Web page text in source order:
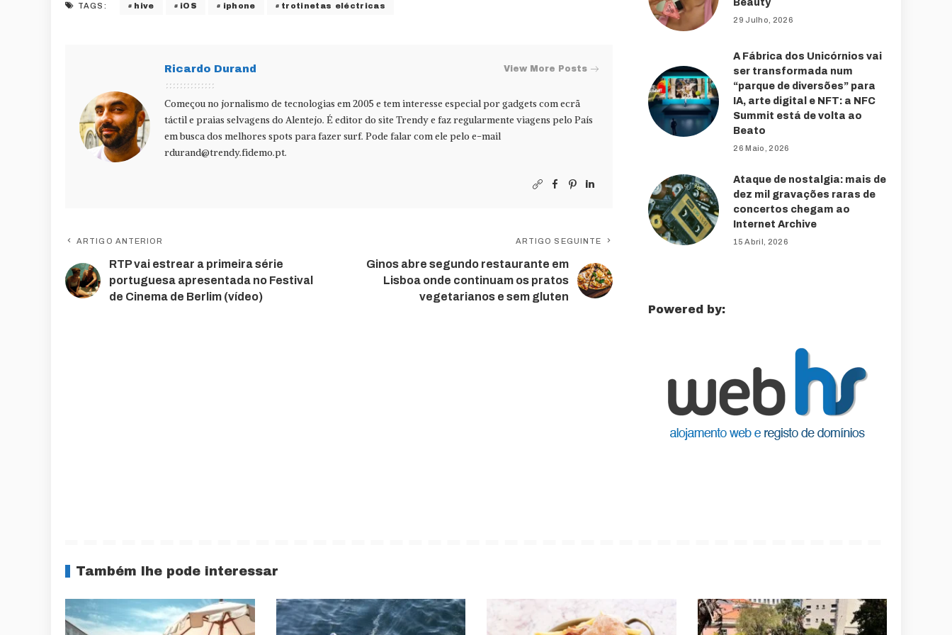
TAGS: hive iOS iphone trotinetas eléctricas
Ricardo Durand View More Posts
Começou no jornalismo de tecnologias em 2005 e tem interesse especial por gadgets com ecrã
táctil e praias selvagens do Alentejo. É editor do site Trendy e faz regularmente viagens pelo País
em busca dos melhores spots para fazer surf. Pode falar com ele pelo e-mail
rdurand@trendy.fidemo.pt.
ARTIGO ANTERIOR
RTP vai estrear a primeira série
portuguesa apresentada no Festival
de Cinema de Berlim (vídeo)
ARTIGO SEGUINTE
Ginos abre segundo restaurante em
Lisboa onde continuam os pratos
vegetarianos e sem gluten
Beauty
29 Julho, 2026
A Fábrica dos Unicórnios vai
ser transformada num
“parque de diversões” para
IA, arte digital e NFT: a NFC
Summit está de volta ao
Beato
26 Maio, 2026
Ataque de nostalgia: mais de
dez mil gravações raras de
concertos chegam ao
Internet Archive
15 Abril, 2026
Powered by:
Também lhe pode interessar